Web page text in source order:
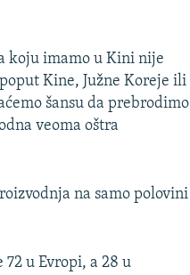
koju imamo u Kini nije
Kine, Južne Koreje ili
šansu da prebrodimo
veoma oštra
na samo polovini
72 u Evropi, a 28 u